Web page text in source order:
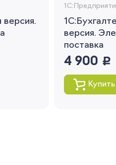
версия.
версия.
поставка
4 900 руб.
Купить